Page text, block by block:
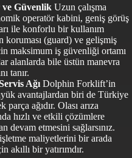
ve Güvenlik Uzun çalışma
operatör kabini, geniş görüş
ile konforlu bir kullanım
(guard) ve gelişmiş
maksimum iş güvenliği ortamı
alanlarda bile üstün manevra
tanır.
Ağı Dolphin Forklift’in
avantajlardan biri de Türkiye
ağıdır. Olası arıza
hızlı ve etkili çözümlere
devam etmesini sağlarsınız.
maliyetlerini bir arada
akıllı bir yatırımdır.